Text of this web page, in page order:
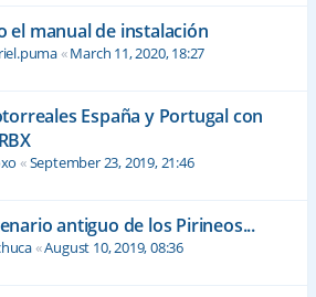
el manual de instalación
«March 11, 2020, 18:27
España y Portugal con
«September 23, 2019, 21:46
antiguo de los Pirineos...
«August 10, 2019, 08:36